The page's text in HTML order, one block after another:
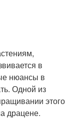
в
нюансы в
Одной из
этого
драцене.